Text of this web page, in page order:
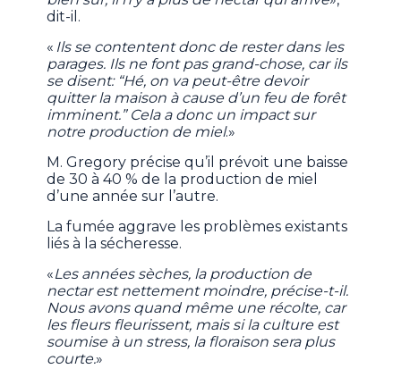
dit-il.
« Ils se contentent donc de rester dans les
parages. Ils ne font pas grand-chose, car ils
se disent: “Hé, on va peut-être devoir
quitter la maison à cause d’un feu de forêt
imminent.” Cela a donc un impact sur
notre production de miel.»
M. Gregory précise qu’il prévoit une baisse
de 30 à 40 % de la production de miel
d’une année sur l’autre.
La fumée aggrave les problèmes existants
liés à la sécheresse.
«Les années sèches, la production de
nectar est nettement moindre, précise-t-il.
Nous avons quand même une récolte, car
les fleurs fleurissent, mais si la culture est
soumise à un stress, la floraison sera plus
courte.»